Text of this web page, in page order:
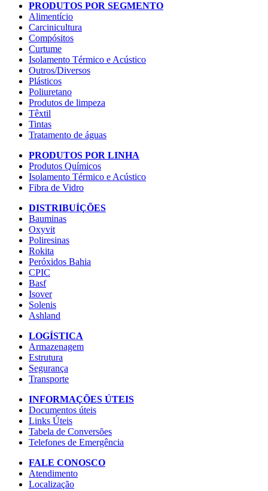
PRODUTOS POR SEGMENTO
Alimentício
Carcinicultura
Compósitos
Curtume
Isolamento Térmico e Acústico
Outros/Diversos
Plásticos
Poliuretano
Produtos de limpeza
Têxtil
Tintas
Tratamento de águas
PRODUTOS POR LINHA
Produtos Químicos
Isolamento Térmico e Acústico
Fibra de Vidro
DISTRIBUÍÇÕES
Bauminas
Oxyvit
Poliresinas
Rokita
Peróxidos Bahia
CPIC
Basf
Isover
Solenis
Ashland
LOGÍSTICA
Armazenagem
Estrutura
Segurança
Transporte
INFORMAÇÕES ÚTEIS
Documentos úteis
Links Úteis
Tabela de Conversões
Telefones de Emergência
FALE CONOSCO
Atendimento
Localização